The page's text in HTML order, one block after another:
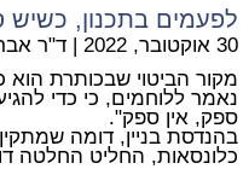
לפעמים בתכנון, כשיש
30 אוקטובר, 2022 | ד"ר
מקור הביטוי שבכותרת הוא
נאמר ללוחמים, כי כדי
ספק, אין ספק".
בהנדסת בניין, דומה
כלונסאות, החליט החלטה